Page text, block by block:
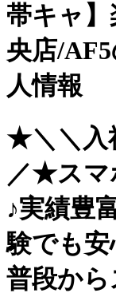
帯キャ
央店/
人情報
★＼＼入
／★スマ
♪実績豊
験でも
普段か